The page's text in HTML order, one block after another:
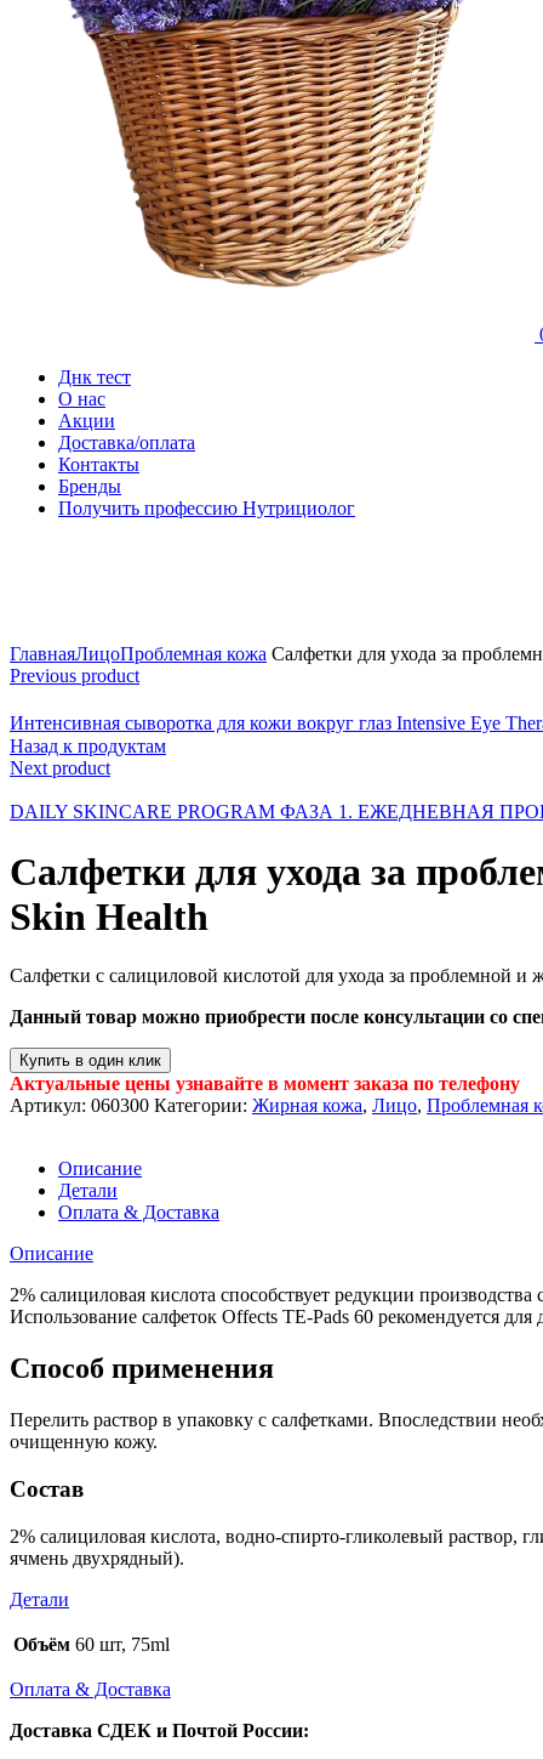
Днк тест
О нас
Акции
Доставка/оплата
Контакты
Бренды
Получить профессию Нутрициолог
ГлавнаяЛицоПроблемная кожа Салфетки для ухода за
Previous product
Интенсивная сыворотка для кожи вокруг глаз Intensive Eye
Назад к продуктам
Next product
DAILY SKINCARE PROGRAM ФАЗА 1. ЕЖЕДНЕВНАЯ
Салфетки для ухода за
Skin Health
Салфетки с салициловой кислотой для ухода за проблемной и
Данный товар можно приобрести после консультации со
Купить в один клик
Актуальные цены узнавайте в момент заказа по телефону
Артикул: 060300 Категории: Жирная кожа, Лицо, Проблемная
Описание
Детали
Оплата & Доставка
Описание
2% салициловая кислота способствует редукции
Использование салфеток Offects TE-Pads 60 рекомендуется
Способ применения
Перелить раствор в упаковку с салфетками. Впоследствии
очищенную кожу.
Состав
2% салициловая кислота, водно-спирто-гликолевый раствор,
ячмень двухрядный).
Детали
Объём 60 шт, 75ml
Оплата & Доставка
Доставка СДЕК и Почтой России: